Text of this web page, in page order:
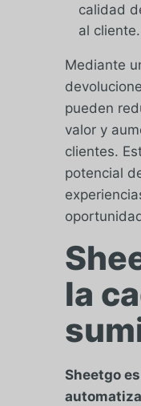
calidad
al cliente.
Mediante
pueden
valor y
clientes.
potencial
la
Sheetgo